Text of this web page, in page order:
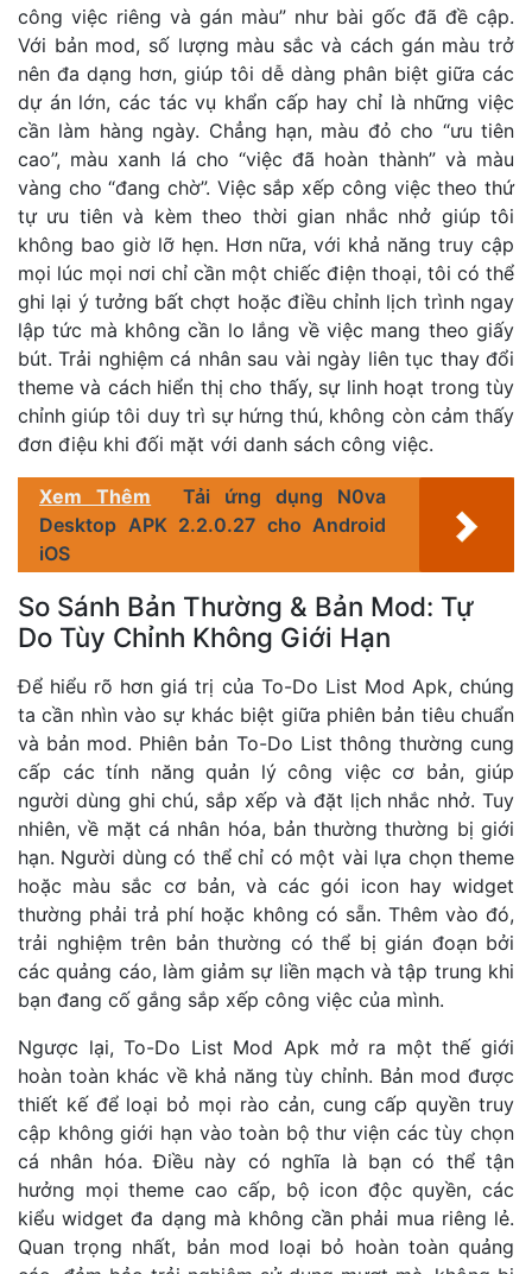
công việc riêng và gán màu” như bài gốc đã đề cập.
Với bản mod, số lượng màu sắc và cách gán màu trở
nên đa dạng hơn, giúp tôi dễ dàng phân biệt giữa các
dự án lớn, các tác vụ khẩn cấp hay chỉ là những việc
cần làm hàng ngày. Chẳng hạn, màu đỏ cho “ưu tiên
cao”, màu xanh lá cho “việc đã hoàn thành” và màu
vàng cho “đang chờ”. Việc sắp xếp công việc theo thứ
tự ưu tiên và kèm theo thời gian nhắc nhở giúp tôi
không bao giờ lỡ hẹn. Hơn nữa, với khả năng truy cập
mọi lúc mọi nơi chỉ cần một chiếc điện thoại, tôi có thể
ghi lại ý tưởng bất chợt hoặc điều chỉnh lịch trình ngay
lập tức mà không cần lo lắng về việc mang theo giấy
bút. Trải nghiệm cá nhân sau vài ngày liên tục thay đổi
theme và cách hiển thị cho thấy, sự linh hoạt trong tùy
chỉnh giúp tôi duy trì sự hứng thú, không còn cảm thấy
đơn điệu khi đối mặt với danh sách công việc.
Xem Thêm
Tải ứng dụng N0va
Desktop APK 2.2.0.27 cho Android
iOS
So Sánh Bản Thường & Bản Mod: Tự
Do Tùy Chỉnh Không Giới Hạn
Để hiểu rõ hơn giá trị của To-Do List Mod Apk, chúng
ta cần nhìn vào sự khác biệt giữa phiên bản tiêu chuẩn
và bản mod. Phiên bản To-Do List thông thường cung
cấp các tính năng quản lý công việc cơ bản, giúp
người dùng ghi chú, sắp xếp và đặt lịch nhắc nhở. Tuy
nhiên, về mặt cá nhân hóa, bản thường thường bị giới
hạn. Người dùng có thể chỉ có một vài lựa chọn theme
hoặc màu sắc cơ bản, và các gói icon hay widget
thường phải trả phí hoặc không có sẵn. Thêm vào đó,
trải nghiệm trên bản thường có thể bị gián đoạn bởi
các quảng cáo, làm giảm sự liền mạch và tập trung khi
bạn đang cố gắng sắp xếp công việc của mình.
Ngược lại, To-Do List Mod Apk mở ra một thế giới
hoàn toàn khác về khả năng tùy chỉnh. Bản mod được
thiết kế để loại bỏ mọi rào cản, cung cấp quyền truy
cập không giới hạn vào toàn bộ thư viện các tùy chọn
cá nhân hóa. Điều này có nghĩa là bạn có thể tận
hưởng mọi theme cao cấp, bộ icon độc quyền, các
kiểu widget đa dạng mà không cần phải mua riêng lẻ.
Quan trọng nhất, bản mod loại bỏ hoàn toàn quảng